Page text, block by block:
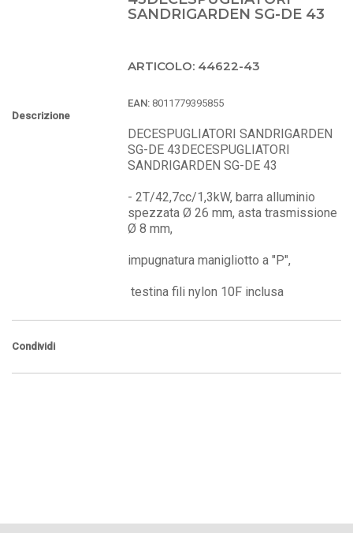
Descrizione
SANDRIGARDEN SG-DE 43
ARTICOLO: 44622-43
EAN: 8011779395855
DECESPUGLIATORI SANDRIGARDEN
SG-DE 43DECESPUGLIATORI
SANDRIGARDEN SG-DE 43
- 2T/42,7cc/1,3kW, barra alluminio
spezzata Ø 26 mm, asta trasmissione
Ø 8 mm,
impugnatura manigliotto a "P",
testina fili nylon 10F inclusa
Condividi